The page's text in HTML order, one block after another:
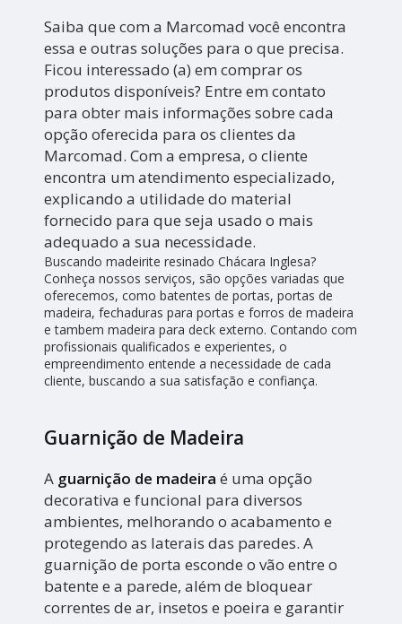
Saiba que com a Marcomad você encontra
essa e outras soluções para o que precisa.
Ficou interessado (a) em comprar os
produtos disponíveis? Entre em contato
para obter mais informações sobre cada
opção oferecida para os clientes da
Marcomad. Com a empresa, o cliente
encontra um atendimento especializado,
explicando a utilidade do material
fornecido para que seja usado o mais
adequado a sua necessidade.
Buscando madeirite resinado Chácara Inglesa?
Conheça nossos serviços, são opções variadas que
oferecemos, como batentes de portas, portas de
madeira, fechaduras para portas e forros de madeira
e tambem madeira para deck externo. Contando com
profissionais qualificados e experientes, o
empreendimento entende a necessidade de cada
cliente, buscando a sua satisfação e confiança.
Guarnição de Madeira
A guarnição de madeira é uma opção
decorativa e funcional para diversos
ambientes, melhorando o acabamento e
protegendo as laterais das paredes. A
guarnição de porta esconde o vão entre o
batente e a parede, além de bloquear
correntes de ar, insetos e poeira e garantir